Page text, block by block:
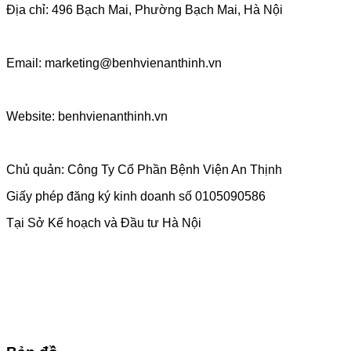
Địa chỉ: 496 Bạch Mai, Phường Bạch Mai, Hà Nội
Email: marketing@benhvienanthinh.vn
Website: benhvienanthinh.vn
Chủ quản: Công Ty Cổ Phần Bệnh Viện An Thịnh
Giấy phép đăng ký kinh doanh số 0105090586
Tại Sở Kế hoạch và Đầu tư Hà Nội